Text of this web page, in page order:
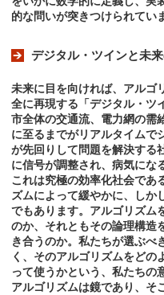
的な問いが突きつけられてい
デジタル・ツインと未
未来に目を向ければ、アルゴ
全に再現する「デジタル・ツ
市全体の交通流、電力網の需
に至るまでがリアルタイムで
が先回りして問題を解決する
に信号が調整され、病気にな
これは究極の効率化社会であ
ズムによって緩やかに、しか
でもあります。アルゴリズム
のか、それともその論理構造
き合うのか。私たちが選ぶべ
く、そのアルゴリズムをどの
って使うかという、私たちの
アルゴリズムは鏡であり、そ